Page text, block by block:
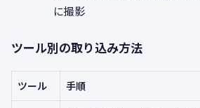
に撮影
ツール別の取り込み方法
ツール 手順